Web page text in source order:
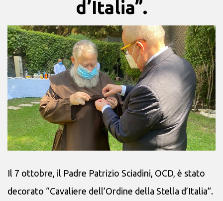
d’Italia”.
Il 7 ottobre, il Padre Patrizio Sciadini, OCD, è stato
decorato “Cavaliere dell’Ordine della Stella d’Italia”.